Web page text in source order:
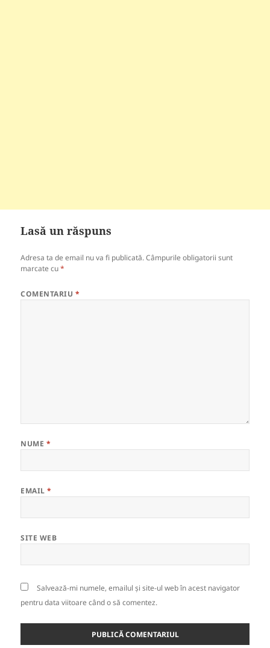
Lasă un răspuns
Adresa ta de email nu va fi publicată. Câmpurile obligatorii sunt
marcate cu*
COMENTARIU *
NUME *
EMAIL*
SITE WEB
Salvează-mi numele, emailul și site-ul web în acest navigator
pentru data viitoare când o să comentez.